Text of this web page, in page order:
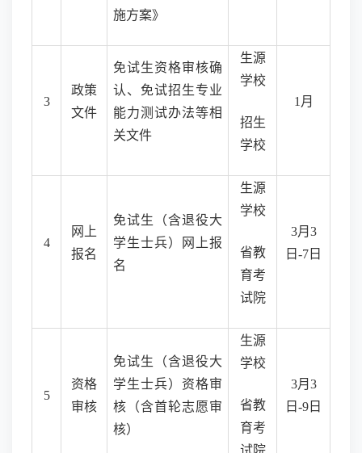
施方案》
3
政策
文件
免试生资格审核确
认、免试招生专业
能力测试办法等相
关文件
生源
学校
招生
学校
1月
4
网上
报名
免试生（含退役大
学生士兵）网上报
名
生源
学校
省教
育考
试院
3月3
日-7日
5
资格
审核
免试生（含退役大
学生士兵）资格审
核（含首轮志愿审
核）
生源
学校
省教
育考
试院
3月3
日-9日